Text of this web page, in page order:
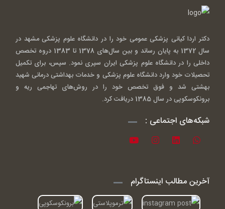
دکتر اردا کیانی پزشکی عمومی خود را در دانشگاه علوم پزشکی مشهد در
سال 1372 به پایان رساند و بین سال‌های 1378 تا 1383 دروه تخصص
داخلی را در دانشگاه علوم پزشکی ایران سپری نمود. سپس، برای تکمیل
تحصیلات خود وارد دانشگاه علوم پزشکی و خدمات بهداشتی درمانی شهید
بهشتی شد و فوق تخصص خود را در روش‌های تهاجمی ریه و
برونکوسکوپی در سال 1385 دریافت کرد.
شبکه‌های اجتماعی :
آخرین مطالب اینستاگرام